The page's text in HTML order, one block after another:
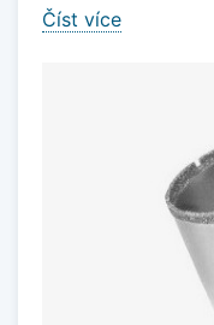
Číst více